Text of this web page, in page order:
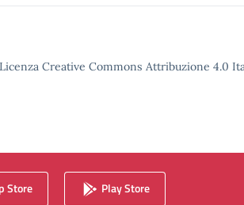
Creative Commons Attribuzione 4.0
Store Play Store